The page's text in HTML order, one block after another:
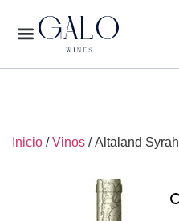
Inicio /Vinos / Altaland Syrah